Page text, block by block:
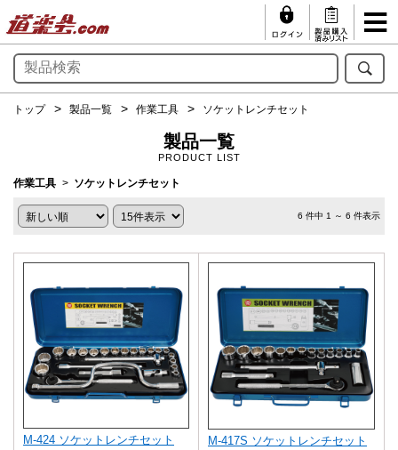
トップ 製品一覧 作業工具 ソケットレンチセット
製品一覧
PRODUCT LIST
作業工具 ソケットレンチセット
6 件中 1 ～ 6 件表示
M-424 ソケットレンチセット M-417S ソケットレンチセット